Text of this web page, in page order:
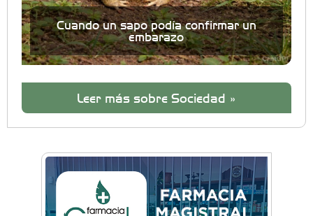
Cuando un sapo podía confirmar un
embarazo
Leer más sobre Sociedad »